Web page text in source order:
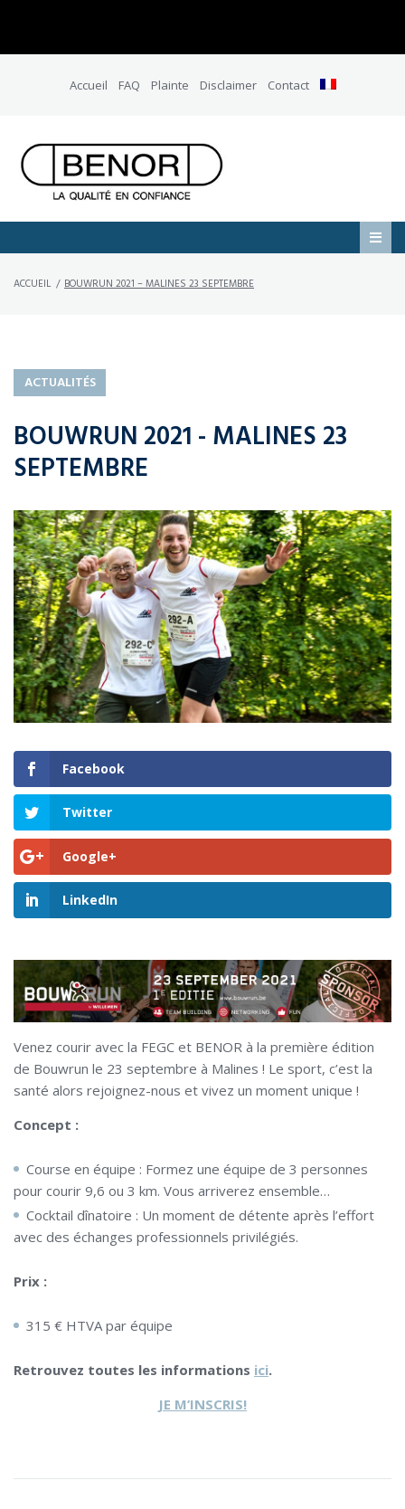
Accueil FAQ Plainte Disclaimer Contact
ACCUEIL / BOUWRUN 2021 – MALINES 23 SEPTEMBRE
ACTUALITÉS
BOUWRUN 2021 - MALINES 23
SEPTEMBRE
Facebook
Twitter
Google+
LinkedIn
Venez courir avec la FEGC et BENOR à la première édition
de Bouwrun le 23 septembre à Malines ! Le sport, c’est la
santé alors rejoignez-nous et vivez un moment unique !
Concept :
Course en équipe : Formez une équipe de 3 personnes
pour courir 9,6 ou 3 km. Vous arriverez ensemble…
Cocktail dînatoire : Un moment de détente après l’effort
avec des échanges professionnels privilégiés.
Prix :
315 € HTVA par équipe
Retrouvez toutes les informations ici.
JE M’INSCRIS!